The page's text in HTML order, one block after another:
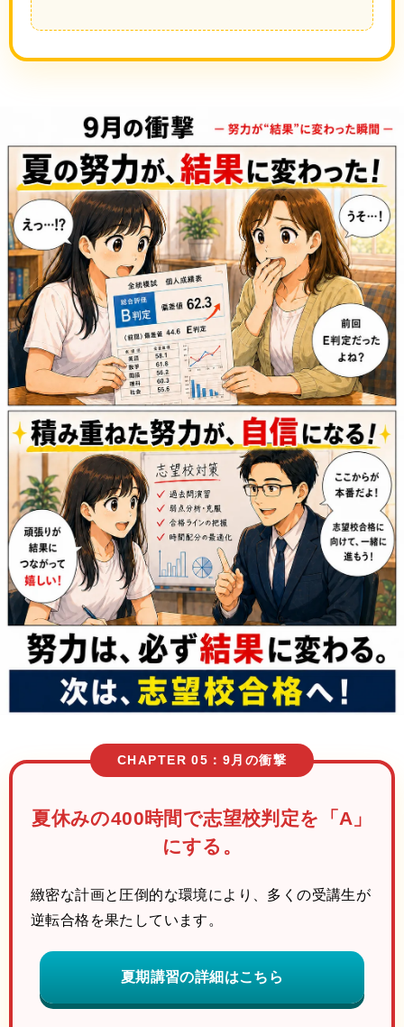
CHAPTER 05：9月の衝撃
夏休みの400時間で志望校判定を「A」
にする。
緻密な計画と圧倒的な環境により、多くの受講生が
逆転合格を果たしています。
夏期講習の詳細はこちら